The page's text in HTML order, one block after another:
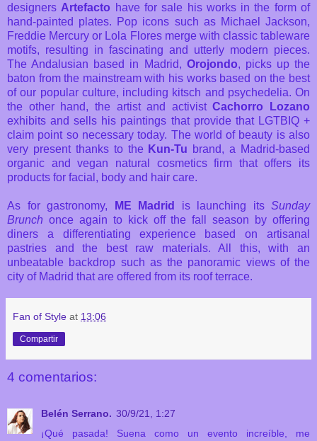
designers Artefacto have for sale his works in the form of
hand-painted plates. Pop icons such as Michael Jackson,
Freddie Mercury or Lola Flores merge with classic tableware
motifs, resulting in fascinating and utterly modern pieces.
The Andalusian based in Madrid, Orojondo, picks up the
baton from the mainstream with his works based on the best
of our popular culture, including kitsch and psychedelia. On
the other hand, the artist and activistCachorro Lozano
exhibits and sells his paintings that provide that LGTBIQ +
claim point so necessary today. The world of beauty is also
very present thanks to the Kun-Tu brand, a Madrid-based
organic and vegan natural cosmetics firm that offers its
products for facial, body and hair care.
As for gastronomy, ME Madrid is launching its Sunday
Brunch once again to kick off the fall season by offering
diners a differentiating experience based on artisanal
pastries and the best raw materials. All this, with an
unbeatable backdrop such as the panoramic views of the
city of Madrid that are offered from its roof terrace.
Fan of Style at 13:06
Compartir
4 comentarios:
Belén Serrano. 30/9/21, 1:27
¡Qué pasada! Suena como un evento increíble, me